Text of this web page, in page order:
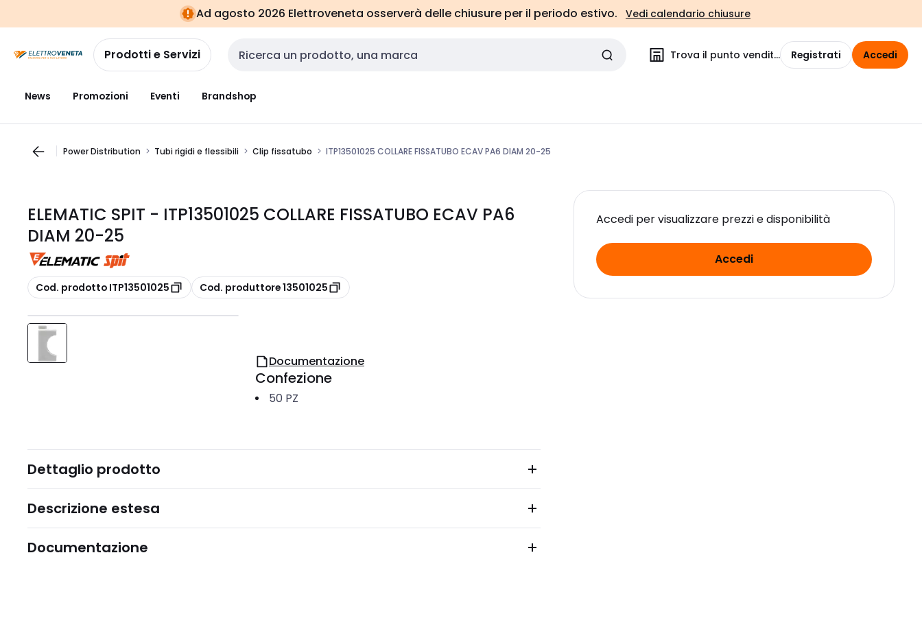
navigazionealla
pagina
Ad agosto 2026 Elettroveneta osserverà delle chiusure per il periodo estivo. Vedi calendario chiusure
Prodotti e Servizi Cerca input Trova il punto vendita Registrati Accedi
News Promozioni Eventi Brandshop
Power Distribution Tubi rigidi e flessibili Clip fissatubo ITP13501025 COLLARE FISSATUBO ECAV PA6 DIAM 20-25
ELEMATIC SPIT - ITP13501025 COLLARE FISSATUBO ECAV PA6
DIAM 20-25
copia
Cod. prodotto ITP13501025 copia
Cod. produttore 13501025
Accedi per visualizzare prezzi e disponibilità
Accedi
Documentazione
Confezione
50 PZ
Dettaglio prodotto
Descrizione estesa
Documentazione